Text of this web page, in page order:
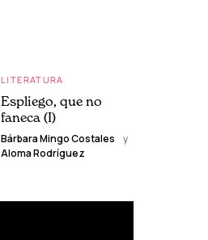
LITERATURA
Espliego, que no
faneca (I)
Bárbara Mingo Costales
y
Aloma Rodríguez